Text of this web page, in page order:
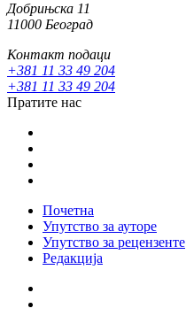
Добрињска 11
11000 Београд
Контакт подаци
+381 11 33 49 204
+381 11 33 49 204
Пратите нас
Почетна
Упутство за ауторе
Упутство за рецензенте
Редакција